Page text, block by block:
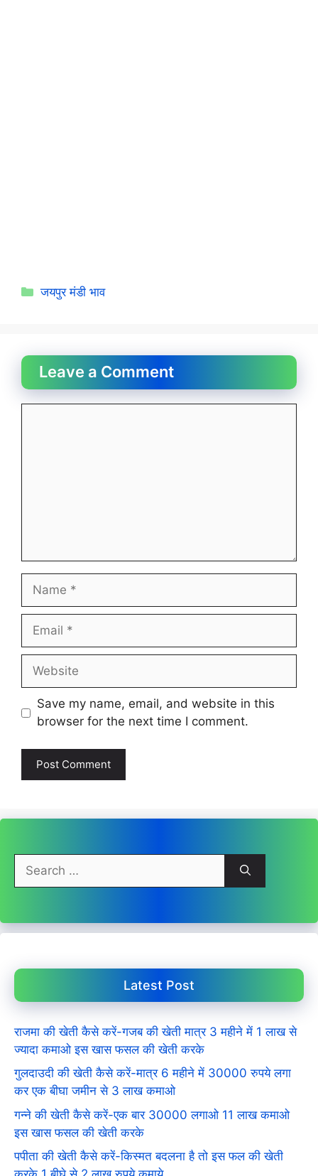
Categories
जयपुर मंडी भाव
Leave a Comment
Name
Email
Website
Save my name, email, and website in this
browser for the next time I comment.
for:
Latest Post
राजमा की खेती कैसे करें-गजब की खेती मात्र 3 महीने में 1 लाख से
ज्यादा कमाओ इस खास फसल की खेती करके
गुलदाउदी की खेती कैसे करें-मात्र 6 महीने में 30000 रुपये लगा
कर एक बीघा जमीन से 3 लाख कमाओ
गन्ने की खेती कैसे करें-एक बार 30000 लगाओ 11 लाख कमाओ
इस खास फसल की खेती करके
पपीता की खेती कैसे करें-किस्मत बदलना है तो इस फल की खेती